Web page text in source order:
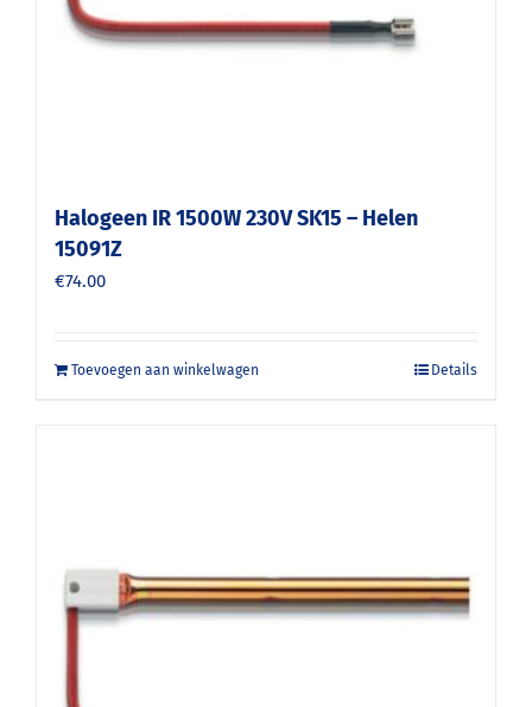
Halogeen IR 1500W 230V SK15 – Helen
15091Z
€74.00
Toevoegen aan winkelwagen Details